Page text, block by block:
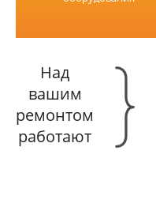
Над
вашим
ремонтом
работают